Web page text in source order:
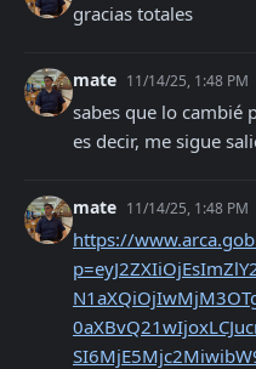
gracias totales
mate 11/14/25, 1:48 PM
sabes que lo cambié
es decir, me sigue
mate 11/14/25, 1:48 PM
https://